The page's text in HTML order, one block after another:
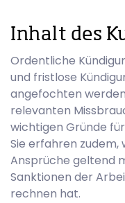
Inhalt des
Ordentliche
und fristlose
angefochten
relevanten
wichtigen Gründe
Sie erfahren
Ansprüche geltend
Sanktionen der
rechnen hat.